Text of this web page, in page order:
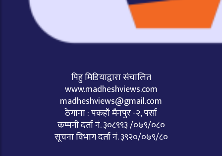
पिहु मिडियाद्वारा संचालित
www.madheshviews.com
madheshviews@gmail.com
ठेगाना : पकहाँ मैनपुर -२, पर्सा
कम्पनी दर्ता नं. ३०८९९३ /०७९/०८०
सूचना विभाग दर्ता नं. ३९२०/०७९/८०